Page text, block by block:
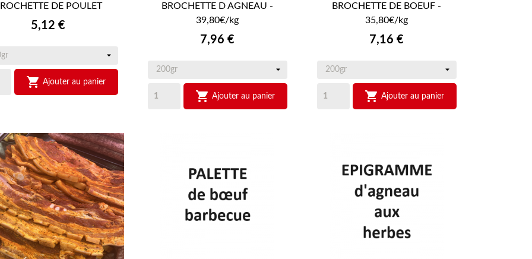
APERÇU RAPIDE
DE POULET
Prix
5,12 €
 Ajouter au panier
APERÇU RAPIDE
BROCHETTE D AGNEAU -
39,80€/kg
Prix
7,96 €
 Ajouter au panier
APERÇU RAPIDE
BROCHETTE DE BOEUF -
35,80€/kg
Prix
7,16 €
 Ajouter au panier